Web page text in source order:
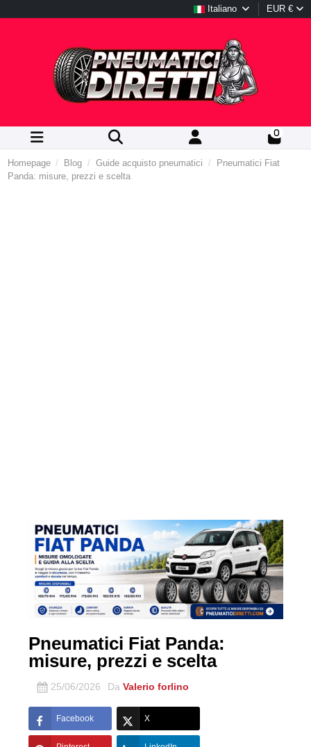
Italiano EUR €
0
Homepage Blog Guide acquisto pneumatici
Pneumatici Fiat
Panda: misure, prezzi e scelta
Pneumatici Fiat Panda:
misure, prezzi e scelta
25/06/2026 Da Valerio forlino
Facebook X